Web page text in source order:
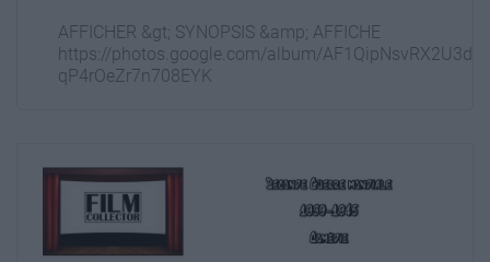
AFFICHER &gt; SYNOPSIS &amp; AFFICHE
https://photos.google.com/album/
qP4rOeZr7n708EYK
TÉLÉCHARGEMENT
1979
1941